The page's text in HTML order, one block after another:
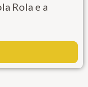
Rola e a